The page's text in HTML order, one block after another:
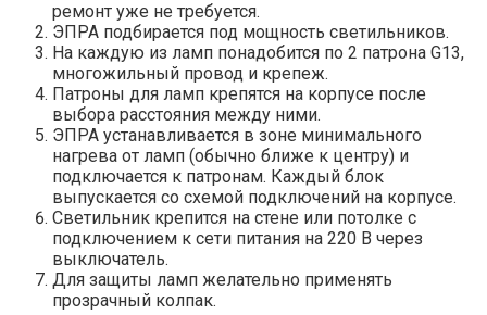
ремонт уже не требуется.
ЭПРА подбирается под мощность светильников.
На каждую из ламп понадобится по 2 патрона G13,
многожильный провод и крепеж.
Патроны для ламп крепятся на корпусе после
выбора расстояния между ними.
ЭПРА устанавливается в зоне минимального
нагрева от ламп (обычно ближе к центру) и
подключается к патронам. Каждый блок
выпускается со схемой подключений на корпусе.
Светильник крепится на стене или потолке с
подключением к сети питания на 220 В через
выключатель.
Для защиты ламп желательно применять
прозрачный колпак.